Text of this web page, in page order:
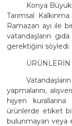
Konya
Tarımsal
Ramazan ayı ile
vatandaşların
gerektiğini söyledi.
yapmalarını,
hijyen
ürünlerde etiket
bulunmayan veya